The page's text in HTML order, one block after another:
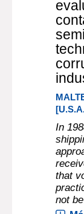
OPIE,
texto